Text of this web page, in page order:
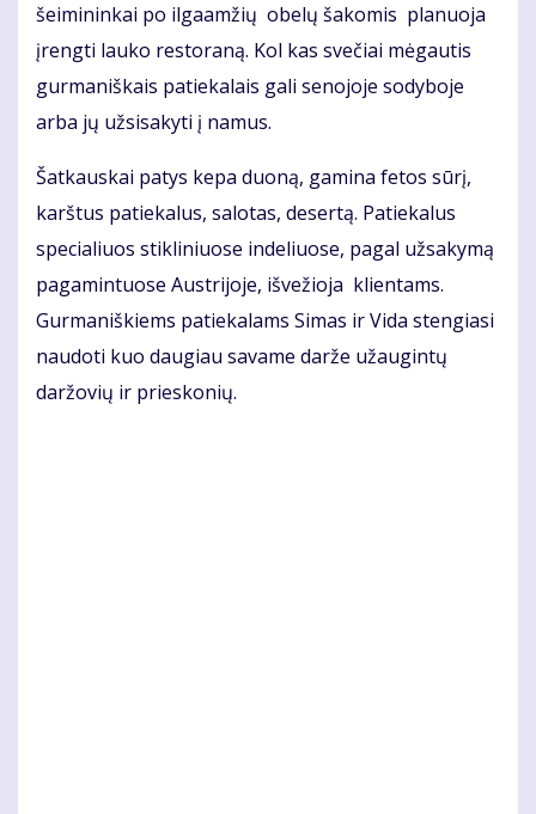
šeimininkai po ilgaamžių obelų šakomis planuoja
įrengti lauko restoraną. Kol kas svečiai mėgautis
gurmaniškais patiekalais gali senojoje sodyboje
arba jų užsisakyti į namus.
Šatkauskai patys kepa duoną, gamina fetos sūrį,
karštus patiekalus, salotas, desertą. Patiekalus
specialiuos stikliniuose indeliuose, pagal užsakymą
pagamintuose Austrijoje, išvežioja klientams.
Gurmaniškiems patiekalams Simas ir Vida stengiasi
naudoti kuo daugiau savame darže užaugintų
daržovių ir prieskonių.